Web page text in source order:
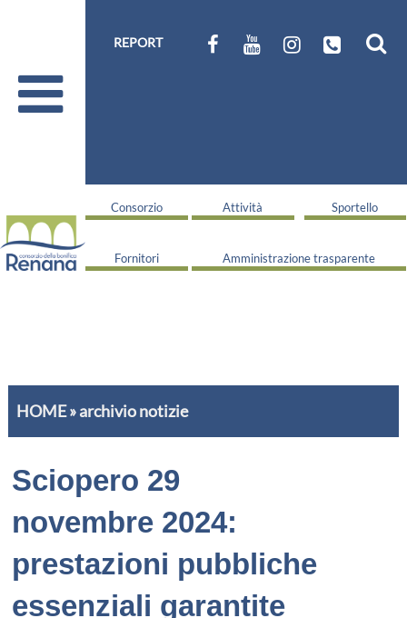
REPORT
Consorzio Attività Sportello
Fornitori Amministrazione trasparente
HOME»archivio notizie
Sciopero 29
novembre 2024:
prestazioni pubbliche
essenziali garantite